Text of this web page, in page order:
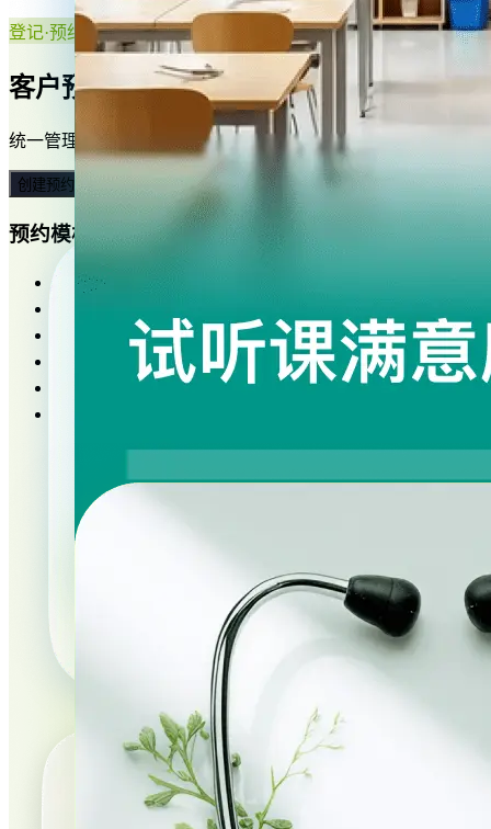
登记·预约
客户预约轻松，业务管理容易
统一管理预约信息，实现在线预约、通知提醒、预订收款，一
创建预约表单
预约模板
疫苗接种预约
试听课预约